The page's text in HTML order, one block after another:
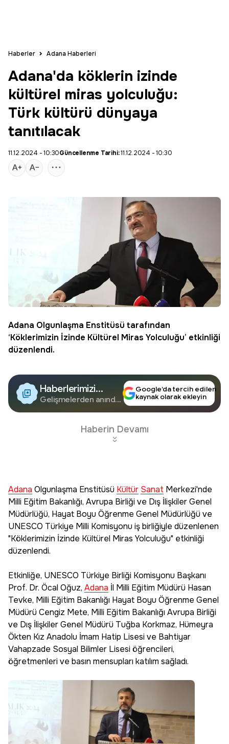
Haberler Adana Haberleri
Adana'da köklerin izinde
kültürel miras yolculuğu:
Türk kültürü dünyaya
tanıtılacak
11.12.2024 - 10:30Güncellenme Tarihi:11.12.2024 - 10:30
Adana Olgunlaşma Enstitüsü tarafından
‘Köklerimizin İzinde Kültürel Miras Yolculuğu’ etkinliği
düzenlendi.
Haberlerimizi
Google'da Takip
Edin
Gelişmelerden anında
Google’da tercih edilen
kaynak olarak ekleyin
Haberin Devamı
Adana Olgunlaşma Enstitüsü Kültür Sanat Merkezi'nde
Milli Eğitim Bakanlığı, Avrupa Birliği ve Dış İlişkiler Genel
Müdürlüğü, Hayat Boyu Öğrenme Genel Müdürlüğü ve
UNESCO Türkiye Milli Komisyonu iş birliğiyle düzenlenen
"Köklerimizin İzinde Kültürel Miras Yolculuğu" etkinliği
düzenlendi.
Etkinliğe, UNESCO Türkiye Birliği Komisyonu Başkanı
Prof. Dr. Öcal Oğuz, Adana İl Milli Eğitim Müdürü Hasan
Tevke, Milli Eğitim Bakanlığı Hayat Boyu Öğrenme Genel
Müdürü Cengiz Mete, Milli Eğitim Bakanlığı Avrupa Birliği
ve Dış İlişkiler Genel Müdürü Tuğba Korkmaz, Hümeyra
Ökten Kız Anadolu İmam Hatip Lisesi ve Bahtiyar
Vahapzade Sosyal Bilimler Lisesi öğrencileri,
öğretmenleri ve basın mensupları katılım sağladı.